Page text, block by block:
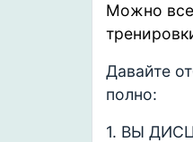
Можно
Давайте
полно:
1. ВЫ